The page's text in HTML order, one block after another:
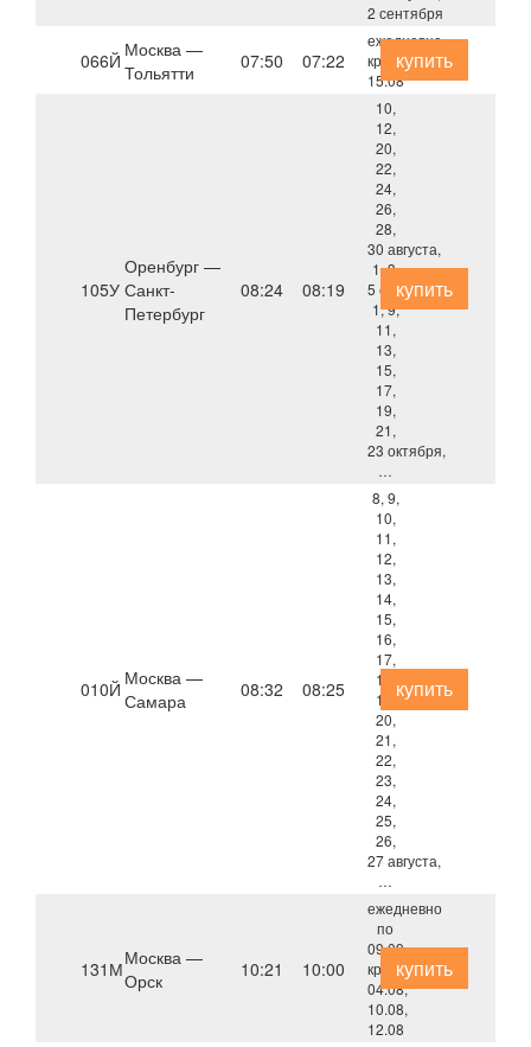
2 сентября
066Й Москва —
Тольятти
07:50 07:22
ежедневно,
кроме
15.08
купить
105У
Оренбург —
Санкт-
Петербург
08:24 08:19
10,
12,
20,
22,
24,
26,
28,
30 августа,
1, 3,
5 сентября,
1, 9,
11,
13,
15,
17,
19,
21,
23 октября,
…
купить
010Й Москва —
Самара
08:32 08:25
8, 9,
10,
11,
12,
13,
14,
15,
16,
17,
18,
19,
20,
21,
22,
23,
24,
25,
26,
27 августа,
…
купить
131ММосква —
Орск
10:21 10:00
ежедневно
по
09.09,
кроме
04.08,
10.08,
12.08
купить